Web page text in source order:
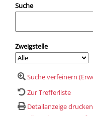
Suche
Zweigstelle
Suche verfeinern
Zur Trefferliste
Detailanzeige drucken